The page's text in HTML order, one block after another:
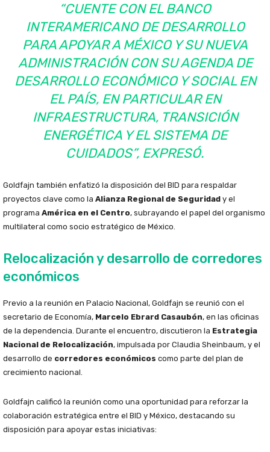
“CUENTE CON EL BANCO
INTERAMERICANO DE DESARROLLO
PARA APOYAR A MÉXICO Y SU NUEVA
ADMINISTRACIÓN CON SU AGENDA DE
DESARROLLO ECONÓMICO Y SOCIAL EN
EL PAÍS, EN PARTICULAR EN
INFRAESTRUCTURA, TRANSICIÓN
ENERGÉTICA Y EL SISTEMA DE
CUIDADOS”, EXPRESÓ.
Goldfajn también enfatizó la disposición del BID para respaldar
proyectos clave como la Alianza Regional de Seguridad y el
programa América en el Centro, subrayando el papel del organismo
multilateral como socio estratégico de México.
Relocalización y desarrollo de corredores
económicos
Previo a la reunión en Palacio Nacional, Goldfajn se reunió con el
secretario de Economía, Marcelo Ebrard Casaubón, en las oficinas
de la dependencia. Durante el encuentro, discutieron la Estrategia
Nacional de Relocalización, impulsada por Claudia Sheinbaum, y el
desarrollo de corredores económicos como parte del plan de
crecimiento nacional.
Goldfajn calificó la reunión como una oportunidad para reforzar la
colaboración estratégica entre el BID y México, destacando su
disposición para apoyar estas iniciativas: